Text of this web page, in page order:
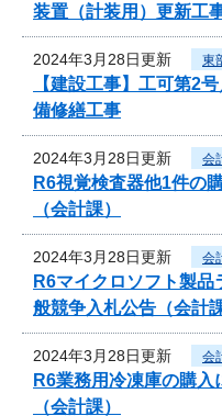
装置（計装用）更新工
2024年3月28日更新 東
【建設工事】工可第2
備修繕工事
2024年3月28日更新 会
R6視覚検査器他1件の
（会計課）
2024年3月28日更新 会
R6マイクロソフト製
般競争入札公告（会計課
2024年3月28日更新 会
R6業務用冷凍庫の購
（会計課）